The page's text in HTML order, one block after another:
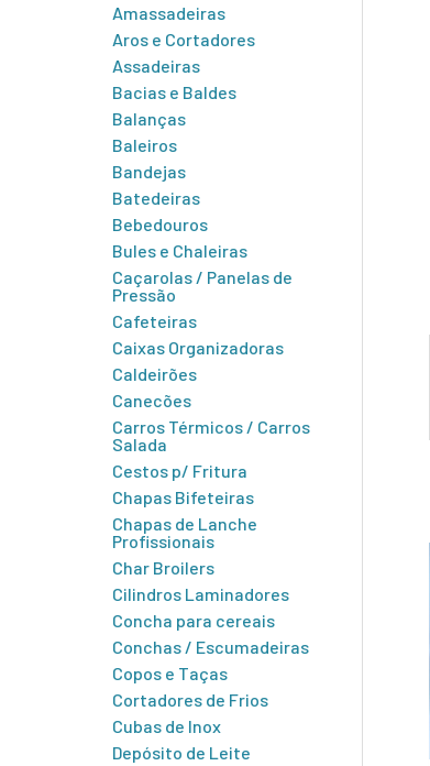
Amassadeiras
Aros e Cortadores
Assadeiras
Bacias e Baldes
Balanças
Baleiros
Bandejas
Batedeiras
Bebedouros
Bules e Chaleiras
Caçarolas / Panelas de
Pressão
Cafeteiras
Caixas Organizadoras
Caldeirões
Canecões
Carros Térmicos / Carros
Salada
Cestos p/ Fritura
Chapas Bifeteiras
Chapas de Lanche
Profissionais
Char Broilers
Cilindros Laminadores
Concha para cereais
Conchas / Escumadeiras
Copos e Taças
Cortadores de Frios
Cubas de Inox
Depósito de Leite